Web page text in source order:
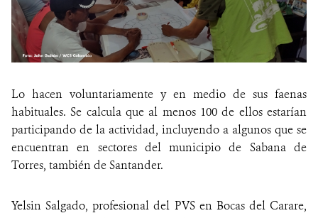
Lo hacen voluntariamente y en medio de sus faenas
habituales. Se calcula que al menos 100 de ellos estarían
participando de la actividad, incluyendo a algunos que se
encuentran en sectores del municipio de Sabana de
Torres, también de Santander.
Yelsin Salgado, profesional del PVS en Bocas del Carare,